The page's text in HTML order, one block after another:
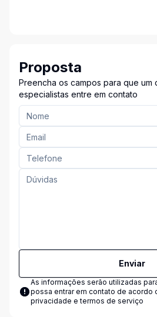
Proposta
Preencha os campos para que um
especialistas entre em contato
Enviar
As informações serão utilizadas
possa entrar em contato de acordo
privacidade e termos de serviço